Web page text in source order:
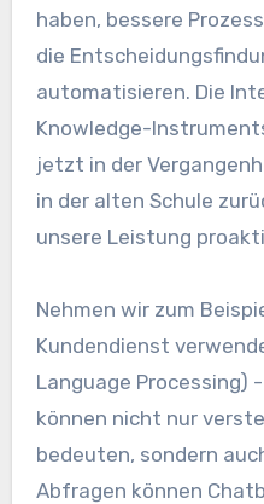
haben, bessere
die
automatisieren. Die
Knowledge-
jetzt in der
in der alten Schule
unsere Leistung
Nehmen wir zum
Kundendienst
Language Processing)
können nicht nur
bedeuten, sondern
Abfragen können